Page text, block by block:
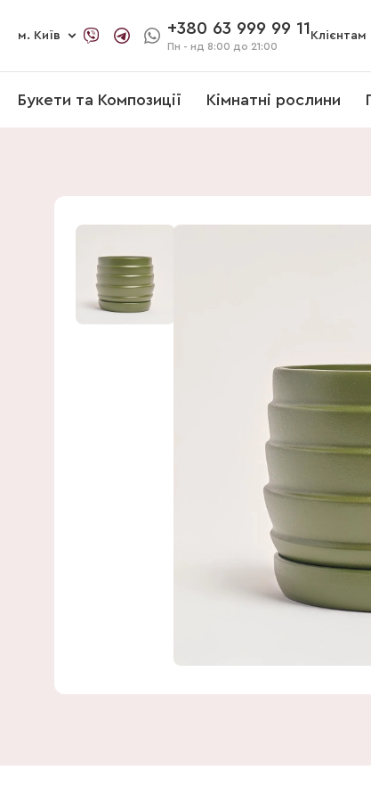
м. Київ +380 63 999 99 11
Пн - нд 8:00 до 21:00
Клієнтам
Букети та Композиції Кімнатні рослини